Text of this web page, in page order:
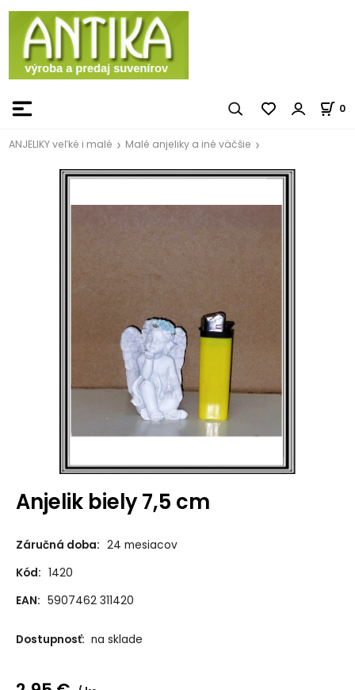
0
ANJELIKY veľké i malé Malé anjeliky a iné väčšie
Anjelik biely 7,5 cm
Záručná doba: 24 mesiacov
Kód: 1420
EAN: 5907462 311420
Dostupnosť: na sklade